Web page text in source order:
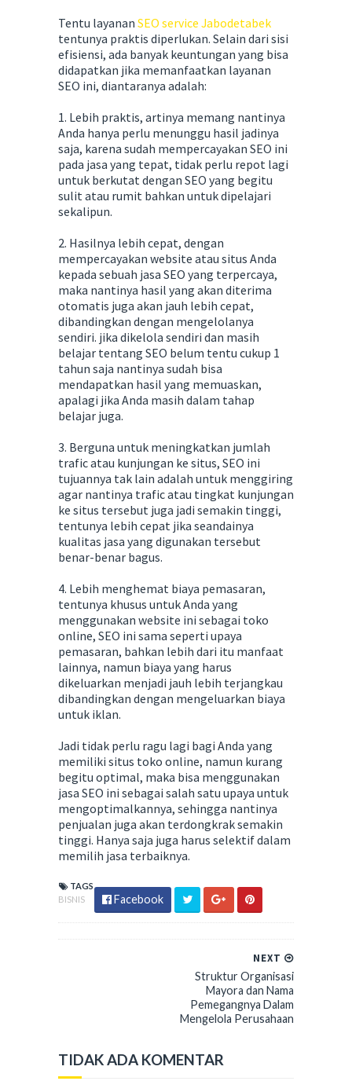
Tentu layanan SEO service Jabodetabek
tentunya praktis diperlukan. Selain dari sisi
efisiensi, ada banyak keuntungan yang bisa
didapatkan jika memanfaatkan layanan
SEO ini, diantaranya adalah:
1. Lebih praktis, artinya memang nantinya
Anda hanya perlu menunggu hasil jadinya
saja, karena sudah mempercayakan SEO ini
pada jasa yang tepat, tidak perlu repot lagi
untuk berkutat dengan SEO yang begitu
sulit atau rumit bahkan untuk dipelajari
sekalipun.
2. Hasilnya lebih cepat, dengan
mempercayakan website atau situs Anda
kepada sebuah jasa SEO yang terpercaya,
maka nantinya hasil yang akan diterima
otomatis juga akan jauh lebih cepat,
dibandingkan dengan mengelolanya
sendiri. jika dikelola sendiri dan masih
belajar tentang SEO belum tentu cukup 1
tahun saja nantinya sudah bisa
mendapatkan hasil yang memuaskan,
apalagi jika Anda masih dalam tahap
belajar juga.
3. Berguna untuk meningkatkan jumlah
trafic atau kunjungan ke situs, SEO ini
tujuannya tak lain adalah untuk menggiring
agar nantinya trafic atau tingkat kunjungan
ke situs tersebut juga jadi semakin tinggi,
tentunya lebih cepat jika seandainya
kualitas jasa yang digunakan tersebut
benar-benar bagus.
4. Lebih menghemat biaya pemasaran,
tentunya khusus untuk Anda yang
menggunakan website ini sebagai toko
online, SEO ini sama seperti upaya
pemasaran, bahkan lebih dari itu manfaat
lainnya, namun biaya yang harus
dikeluarkan menjadi jauh lebih terjangkau
dibandingkan dengan mengeluarkan biaya
untuk iklan.
Jadi tidak perlu ragu lagi bagi Anda yang
memiliki situs toko online, namun kurang
begitu optimal, maka bisa menggunakan
jasa SEO ini sebagai salah satu upaya untuk
mengoptimalkannya, sehingga nantinya
penjualan juga akan terdongkrak semakin
tinggi. Hanya saja juga harus selektif dalam
memilih jasa terbaiknya.
TAGS
BISNIS
Facebook
NEXT
Struktur Organisasi
Mayora dan Nama
Pemegangnya Dalam
Mengelola Perusahaan
TIDAK ADA KOMENTAR